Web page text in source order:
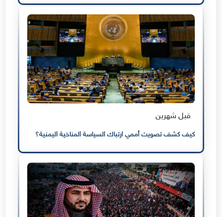
قبل شهرين
كيف كشف تصويت أممي ارتباك السياسة المناخية اليمنية؟